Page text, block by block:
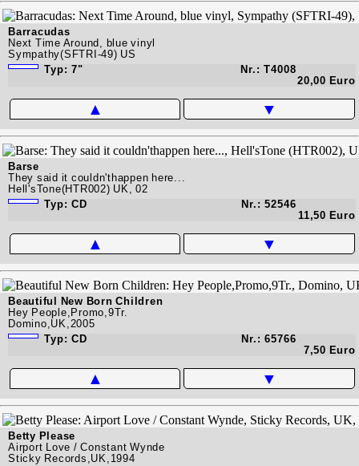
Barracudas
Next Time Around, blue vinyl
Sympathy(SFTRI-49) US
Typ: 7"
Nr.: T4008
20,00 Euro
▲ ▼
Barse
They said it couldn'thappen here...
Hell'sTone(HTR002) UK, 02
Typ: CD
Nr.: 52546
11,50 Euro
▲ ▼
Beautiful New Born Children
Hey People,Promo,9Tr.
Domino,UK,2005
Typ: CD
Nr.: 65766
7,50 Euro
▲ ▼
Betty Please
Airport Love / Constant Wynde
Sticky Records,UK,1994